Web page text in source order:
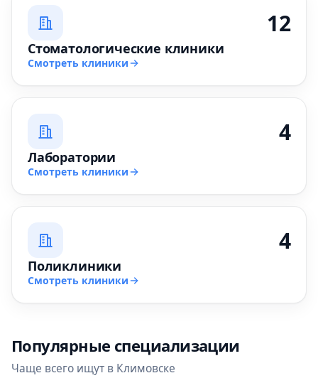
12
Стоматологические клиники
Смотреть клиники
4
Лаборатории
Смотреть клиники
4
Поликлиники
Смотреть клиники
Популярные специализации
Чаще всего ищут в Климовске